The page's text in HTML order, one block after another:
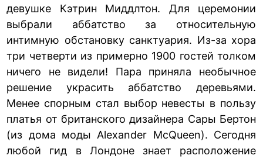
девушке Кэтрин Миддлтон. Для церемонии
выбрали аббатство за относительную
интимную обстановку санктуария. Из-за хора
три четверти из примерно 1900 гостей толком
ничего не видели! Пара приняла необычное
решение украсить аббатство деревьями.
Менее спорным стал выбор невесты в пользу
платья от британского дизайнера Сары Бертон
(из дома моды Alexander McQueen). Сегодня
любой гид в Лондонезнает расположение